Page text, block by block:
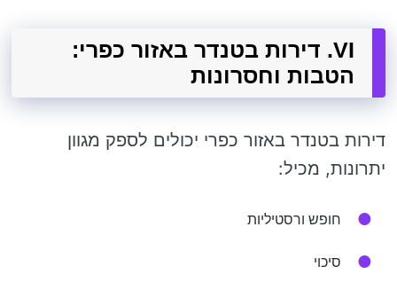
VI. דירות בטנדר באזור כפרי:
הטבות וחסרונות
דירות בטנדר באזור כפרי יכולים לספק מגוון
יתרונות, מכיל:
חופש ורסטיליות
סיכוי